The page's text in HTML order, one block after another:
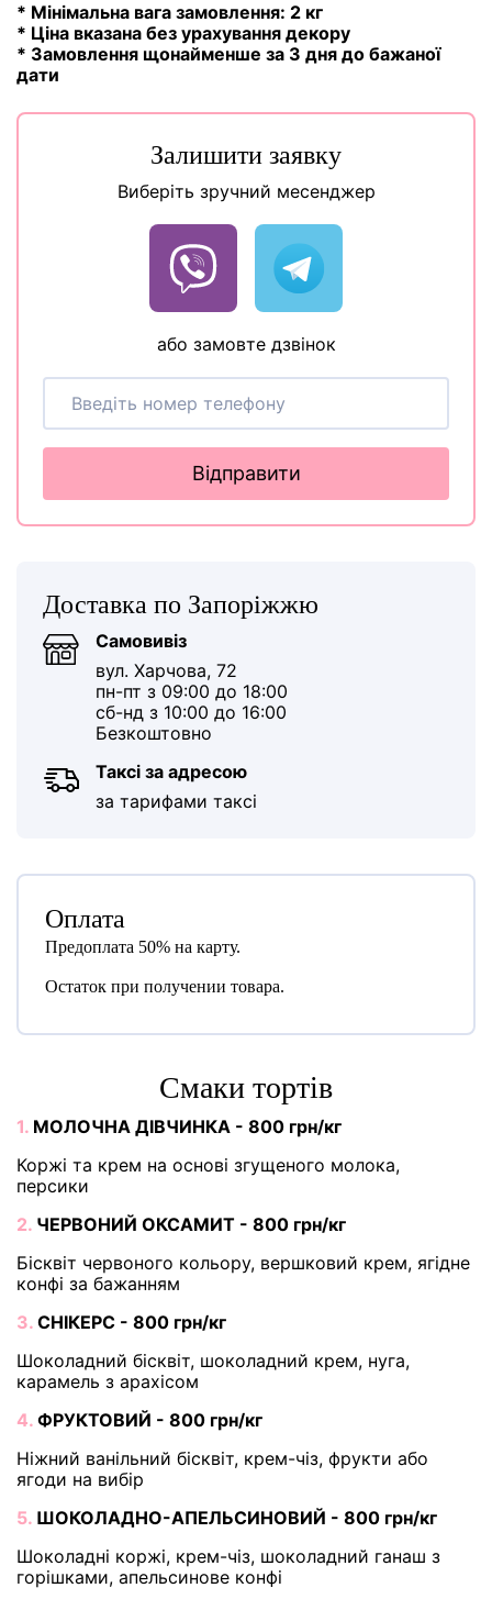
* Мінімальна вага замовлення: 2 кг
* Ціна вказана без урахування декору
* Замовлення щонайменше за 3 дня до бажаної
дати
Залишити заявку
Виберіть зручний месенджер
або замовте дзвінок
Відправити
Доставка по Запоріжжю
Самовивіз
вул. Харчова, 72
пн-пт з 09:00 до 18:00
сб-нд з 10:00 до 16:00
Безкоштовно
Таксі за адресою
за тарифами таксі
Оплата
Предоплата 50% на карту.
Остаток при получении товара.
Cмаки тортів
1. МОЛОЧНА ДІВЧИНКА - 800 грн/кг
Коржі та крем на основі згущеного молока,
персики
2. ЧЕРВОНИЙ ОКСАМИТ - 800 грн/кг
Бісквіт червоного кольору, вершковий крем, ягідне
конфі за бажанням
3. СНІКЕРС - 800 грн/кг
Шоколадний бісквіт, шоколадний крем, нуга,
карамель з арахісом
4. ФРУКТОВИЙ - 800 грн/кг
Ніжний ванільний бісквіт, крем-чіз, фрукти або
ягоди на вибір
5. ШОКОЛАДНО-АПЕЛЬСИНОВИЙ - 800 грн/кг
Шоколадні коржі, крем-чіз, шоколадний ганаш з
горішками, апельсинове конфі